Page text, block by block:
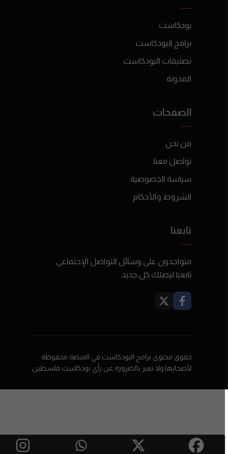
بودكاست
برامج البودكاست
تصنيفات البودكاست
المدونة
الصفحات
من نحن
تواصل معنا
سياسة الخصوصية
الشروط والأحكام
تابعنا
متواجدون على وسائل التواصل الإجتماعي
تابعنا ليصلك كل جديد
حقوق محتوى برامج البودكاست في المنصة محفوظة
لأصحابها ولا تعبر بالضرورة عن رأي بودكاست فلسطين